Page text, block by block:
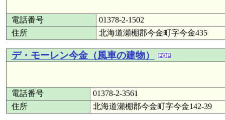
電話番号
01378-2-1502
住所
北海道瀬棚郡今金町字今金435
デ・モーレン今金（風車の建物）
電話番号
01378-2-3561
住所
北海道瀬棚郡今金町字今金142-39